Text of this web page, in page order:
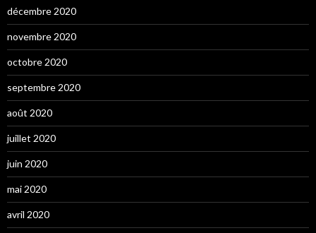
décembre 2020
novembre 2020
octobre 2020
septembre 2020
août 2020
juillet 2020
juin 2020
mai 2020
avril 2020